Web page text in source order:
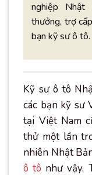
nghiệp
thưởng, trợ
bạn kỹ sư ô tô.
Kỹ sư ô tô
các bạn kỹ sư
tại Việt Nam
thử một lần
nhiên Nhật
ô tô như vậy.